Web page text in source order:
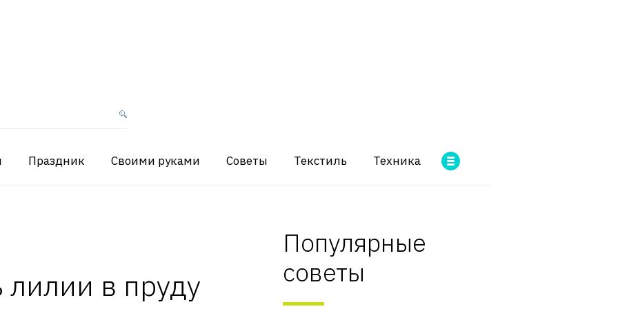
Праздник Своими руками Советы Текстиль Техника
в пруду
Популярные
советы